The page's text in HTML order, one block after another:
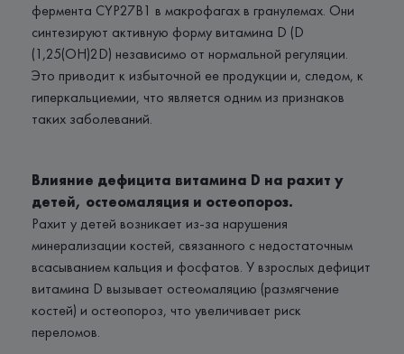
фермента CYP27B1 в макрофагах в гранулемах. Они
синтезируют активную форму витамина D (D
(1,25(OH)2D) независимо от нормальной регуляции.
Это приводит к избыточной ее продукции и, следом, к
гиперкальциемии, что является одним из признаков
таких заболеваний.
Влияние дефицита витамина D на рахит у
детей, остеомаляция и остеопороз.
Рахит у детей возникает из-за нарушения
минерализации костей, связанного с недостаточным
всасыванием кальция и фосфатов. У взрослых дефицит
витамина D вызывает остеомаляцию (размягчение
костей) и остеопороз, что увеличивает риск
переломов.